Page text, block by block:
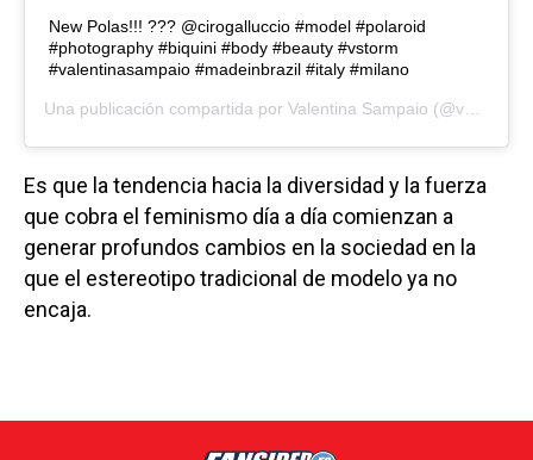
New Polas!!! ??? @cirogalluccio #model #polaroid
#photography #biquini #body #beauty #vstorm
#valentinasampaio #madeinbrazil #italy #milano
Una publicación compartida por Valentina Sampaio (@valentts) el
Es que la tendencia hacia la diversidad y la fuerza
que cobra el feminismo día a día comienzan a
generar profundos cambios en la sociedad en la
que el estereotipo tradicional de modelo ya no
encaja.